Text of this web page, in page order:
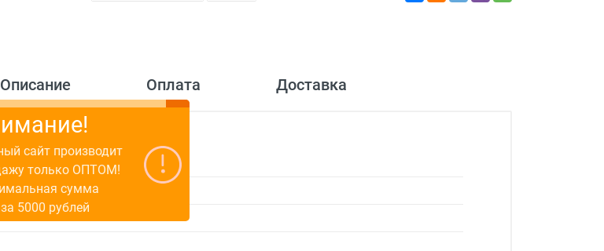
Описание Оплата Доставка
сайт производит
только ОПТОМ!
сумма
5000 рублей